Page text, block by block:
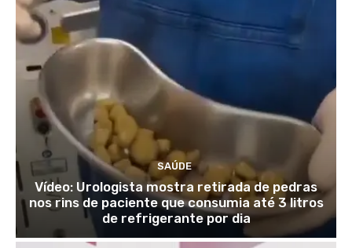
SAÚDE
Vídeo: Urologista mostra retirada de pedras
nos rins de paciente que consumia até 3 litros
de refrigerante por dia